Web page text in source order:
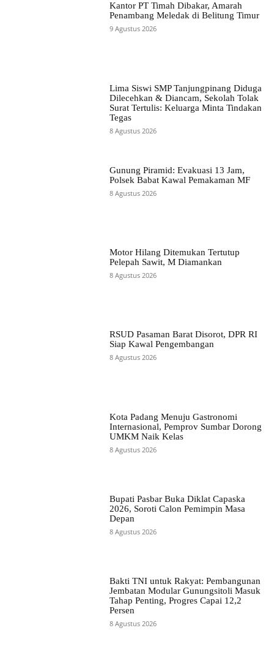
Kantor PT Timah Dibakar, Amarah
Penambang Meledak di Belitung Timur
9 Agustus 2026
Lima Siswi SMP Tanjungpinang Diduga
Dilecehkan & Diancam, Sekolah Tolak
Surat Tertulis: Keluarga Minta Tindakan
Tegas
8 Agustus 2026
Gunung Piramid: Evakuasi 13 Jam,
Polsek Babat Kawal Pemakaman MF
8 Agustus 2026
Motor Hilang Ditemukan Tertutup
Pelepah Sawit, M Diamankan
8 Agustus 2026
RSUD Pasaman Barat Disorot, DPR RI
Siap Kawal Pengembangan
8 Agustus 2026
Kota Padang Menuju Gastronomi
Internasional, Pemprov Sumbar Dorong
UMKM Naik Kelas
8 Agustus 2026
Bupati Pasbar Buka Diklat Capaska
2026, Soroti Calon Pemimpin Masa
Depan
8 Agustus 2026
Bakti TNI untuk Rakyat: Pembangunan
Jembatan Modular Gunungsitoli Masuk
Tahap Penting, Progres Capai 12,2
Persen
8 Agustus 2026